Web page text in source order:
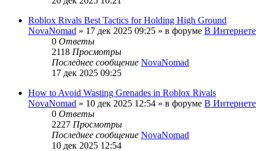
Roblox Rivals Best Tactics for Holding High Ground
NovaNomad » 17 дек 2025 09:25 » в форуме В Интернете
0 Ответы
2118 Просмотры
Последнее сообщение NovaNomad
17 дек 2025 09:25
How to Avoid Wasting Grenades in Roblox Rivals
NovaNomad » 10 дек 2025 12:54 » в форуме В Интернете
0 Ответы
2227 Просмотры
Последнее сообщение NovaNomad
10 дек 2025 12:54